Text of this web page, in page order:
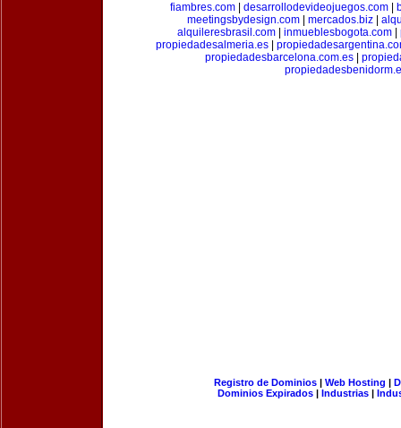
fiambres.com| desarrollodevideojuegos.com|
meetingsbydesign.com| mercados.biz|
alquileresbrasil.com| inmueblesbogota.com|
propiedadesalmeria.es
propiedadesbarcelona.com.es|
Registro de Dominios| Web Hosting |
Dominios Expirados | Industrias |